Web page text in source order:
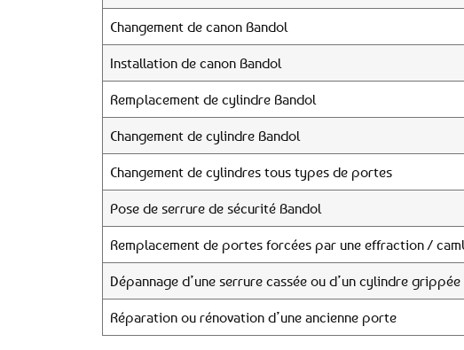
Changement de canon Bandol
Installation de canon Bandol
Remplacement de cylindre Bandol
Changement de cylindre Bandol
Changement de cylindres tous types de portes
Pose de serrure de sécurité Bandol
Remplacement de portes forcées par une effraction /
Dépannage d’une serrure cassée ou d’un cylindre grippée
Réparation ou rénovation d’une ancienne porte